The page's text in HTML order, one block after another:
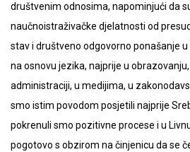
društvenim odnosima, napominjući da
naučnoistraživačke djelatnosti od
stav i društveno odgovorno ponašanje
na osnovu jezika, najprije u
administraciji, u medijima, u
smo istim povodom posjetili najprije
pokrenuli smo pozitivne procese i u
pogotovo s obzirom na činjenicu da se